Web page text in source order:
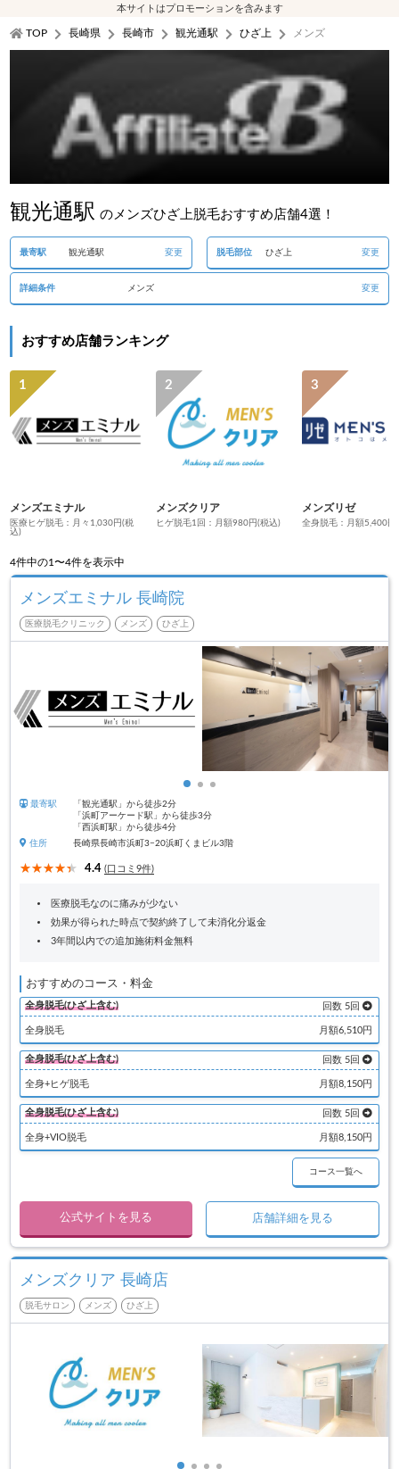
本サイトはプロモーションを含みます
TOP 長崎県 長崎市 観光通駅 ひざ上 メンズ
観光通駅 のメンズひざ上脱毛おすすめ店舗4選！
最寄駅 観光通駅 変更 脱毛部位 ひざ上 変更
詳細条件 メンズ 変更
おすすめ店舗ランキング
メンズエミナル
医療ヒゲ脱毛：月々1,030円(税
込)
メンズクリア
ヒゲ脱毛1回：月額980円(税込)
メンズリゼ
全身脱毛：月額5,400円
4件中の1〜4件を表示中
メンズエミナル 長崎院
医療脱毛クリニック メンズ ひざ上
最寄駅
「観光通駅」から徒歩2分
「浜町アーケード駅」から徒歩3分
「西浜町駅」から徒歩4分
住所
長崎県長崎市浜町3−20浜町くまビル3階
4.4 (口コミ9件)
医療脱毛なのに痛みが少ない
効果が得られた時点で契約終了して未消化分返金
3年間以内での追加施術料金無料
おすすめのコース・料金
全身脱毛(ひざ上含む) 回数 5回
全身脱毛 月額6,510円
全身脱毛(ひざ上含む) 回数 5回
全身+ヒゲ脱毛 月額8,150円
全身脱毛(ひざ上含む) 回数 5回
全身+VIO脱毛 月額8,150円
コース一覧へ
公式サイトを見る 店舗詳細を見る
メンズクリア 長崎店
脱毛サロン メンズ ひざ上